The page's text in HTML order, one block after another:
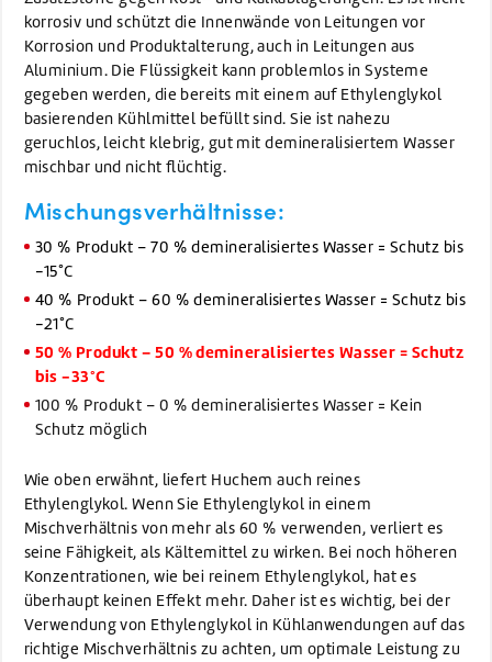
korrosiv und schützt die Innenwände von Leitungen vor
Korrosion und Produktalterung, auch in Leitungen aus
Aluminium. Die Flüssigkeit kann problemlos in Systeme
gegeben werden, die bereits mit einem auf Ethylenglykol
basierenden Kühlmittel befüllt sind. Sie ist nahezu
geruchlos, leicht klebrig, gut mit demineralisiertem Wasser
mischbar und nicht flüchtig.
Mischungsverhältnisse:
30 % Produkt – 70 % demineralisiertes Wasser = Schutz bis
-15°C
40 % Produkt – 60 % demineralisiertes Wasser = Schutz bis
-21°C
50 % Produkt – 50 % demineralisiertes Wasser = Schutz
bis -33°C
100 % Produkt – 0 % demineralisiertes Wasser = Kein
Schutz möglich
Wie oben erwähnt, liefert Huchem auch reines
Ethylenglykol. Wenn Sie Ethylenglykol in einem
Mischverhältnis von mehr als 60 % verwenden, verliert es
seine Fähigkeit, als Kältemittel zu wirken. Bei noch höheren
Konzentrationen, wie bei reinem Ethylenglykol, hat es
überhaupt keinen Effekt mehr. Daher ist es wichtig, bei der
Verwendung von Ethylenglykol in Kühlanwendungen auf das
richtige Mischverhältnis zu achten, um optimale Leistung zu